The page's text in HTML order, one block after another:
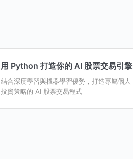
用 Python 打造你的 AI 股票交易引擎
結合深度學習與機器學習優勢，打造專屬個人
投資策略的 AI 股票交易程式